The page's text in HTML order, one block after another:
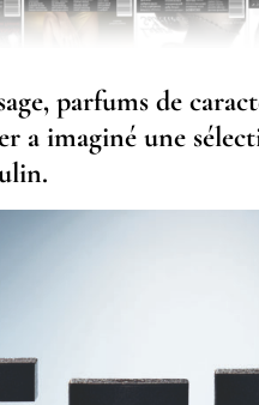
parfums de
a imaginé une